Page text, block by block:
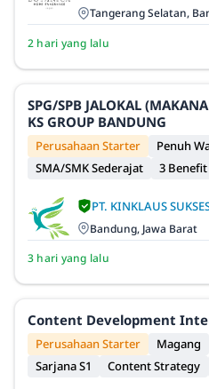
Tangerang Selatan,
2 hari yang lalu
SPG/SPB JALOKAL
KS GROUP BANDUNG
Perusahaan Starter Penuh
SMA/SMK Sederajat
3 Benefit
PT. KINKLAUS
Bandung, Jawa Barat
3 hari yang lalu
Content Development
Perusahaan Starter
Magang
Sarjana S1
Content Strategy